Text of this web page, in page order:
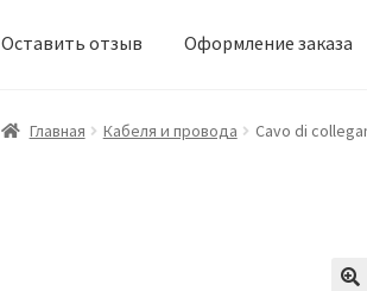
Оставить отзыв Оформление заказа
Главная Виды доставки Заказать товары
Главная Кабеля и провода Cavo di